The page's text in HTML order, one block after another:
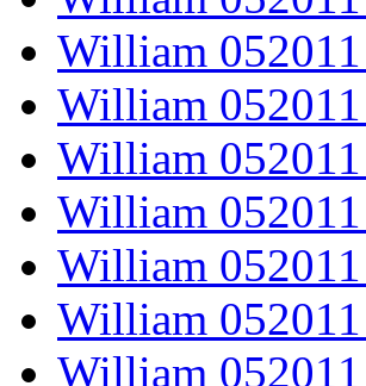
William
William
William
William
William
William
William